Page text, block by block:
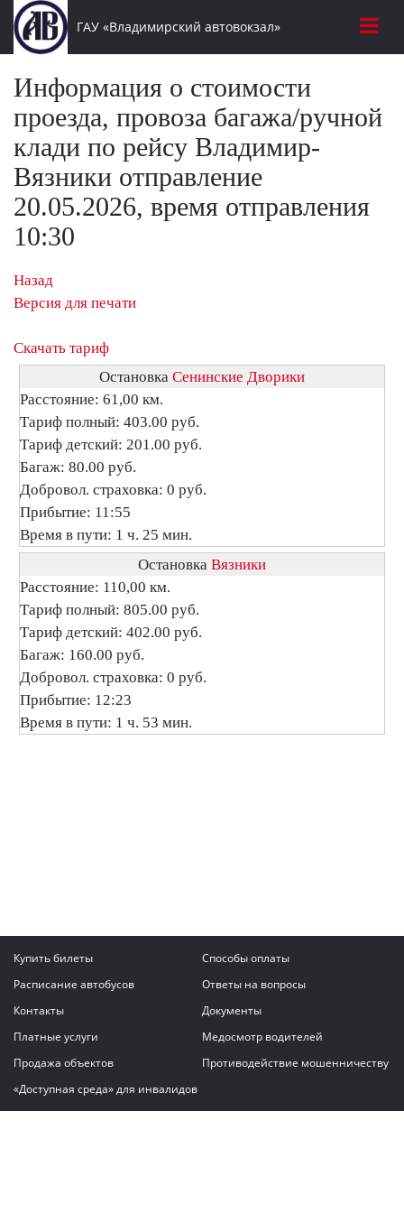
ГАУ «Владимирский автовокзал»
Информация о стоимости
проезда, провоза багажа/ручной
клади по рейсу Владимир-
Вязники отправление
20.05.2026, время отправления
10:30
Назад
Версия для печати
Скачать тариф
Остановка Сенинские Дворики
Расстояние: 61,00 км.
Тариф полный: 403.00 руб.
Тариф детский: 201.00 руб.
Багаж: 80.00 руб.
Добровол. страховка: 0 руб.
Прибытие: 11:55
Время в пути: 1 ч. 25 мин.
Остановка Вязники
Расстояние: 110,00 км.
Тариф полный: 805.00 руб.
Тариф детский: 402.00 руб.
Багаж: 160.00 руб.
Добровол. страховка: 0 руб.
Прибытие: 12:23
Время в пути: 1 ч. 53 мин.
Купить билеты
Способы оплаты
Расписание автобусов
Ответы на вопросы
Контакты
Документы
Платные услуги
Медосмотр водителей
Продажа объектов
Противодействие мошенничеству
«Доступная среда» для инвалидов